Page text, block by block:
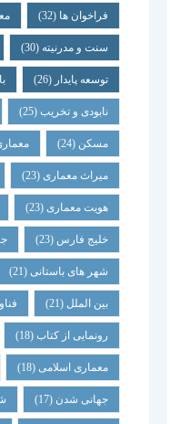
فراخوان ها (32)
سنت و مدرنیته (30)
توسعه پایدار (26)
نابودی و تخریب(25)
مسکن (24)
میراث معماری(23)
هویت معماری(23)
خلیج فارس (23)
شهر های باستانی(21)
بین الملل (21)
رونمایی از کتاب(18)
معماری اسلامی(18)
جهانی شدن (17)